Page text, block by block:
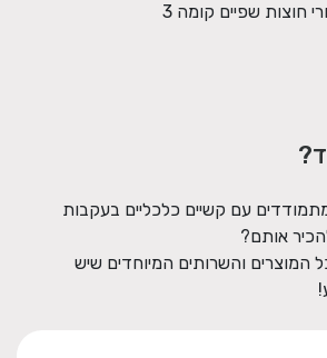
שפיים קומה 3
עם קשיים כלכליים בעקבות
אותם?
המוצרים והשרותים המיוחדים שיש